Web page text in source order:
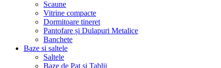
Scaune
Vitrine compacte
Dormitoare tineret
Pantofare și Dulapuri Metalice
Banchete
Baze si saltele
Saltele
Baze de Pat și Tablii